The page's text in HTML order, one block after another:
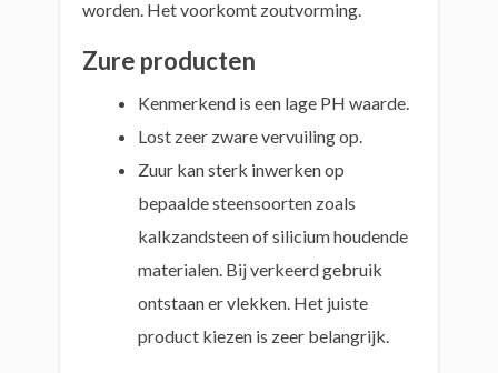
worden. Het voorkomt zoutvorming.
Zure producten
Kenmerkend is een lage PH waarde.
Lost zeer zware vervuiling op.
Zuur kan sterk inwerken op
bepaalde steensoorten zoals
kalkzandsteen of silicium houdende
materialen. Bij verkeerd gebruik
ontstaan er vlekken. Het juiste
product kiezen is zeer belangrijk.